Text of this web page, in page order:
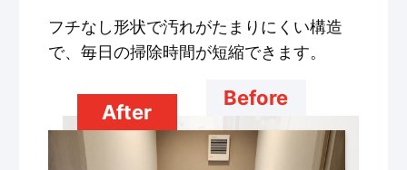
フチなし形状で汚れがたまりにくい構造
で、毎日の掃除時間が短縮できます。
Before
After